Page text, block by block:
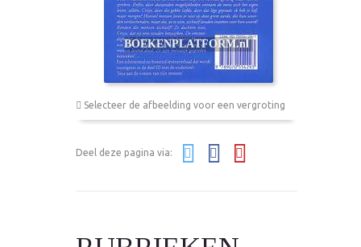
Selecteer de afbeelding voor een vergroting
Deel deze pagina via: